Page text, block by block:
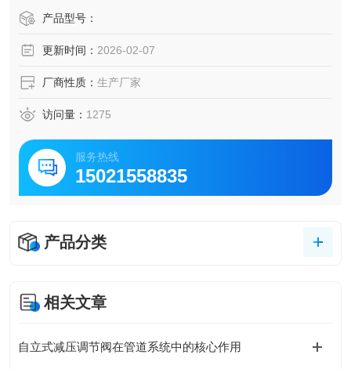
产品型号：
更新时间： 2026-02-07
厂商性质： 生产厂家
访问量： 1275
服务热线
15021558835
产品分类
相关文章
自立式减压调节阀在管道系统中的核心作用